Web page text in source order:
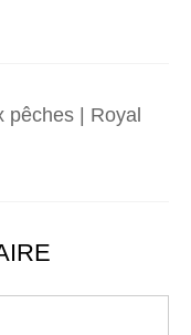
pêches | Royal